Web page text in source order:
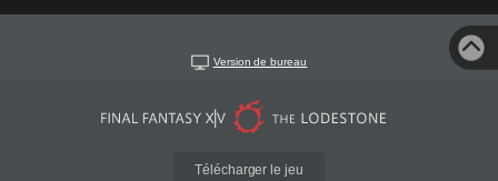
Version de bureau
Télécharger le jeu